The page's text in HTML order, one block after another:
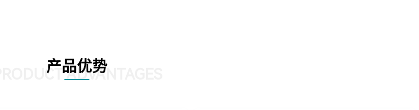
产品优势
PRODUCT ADVANTAGES